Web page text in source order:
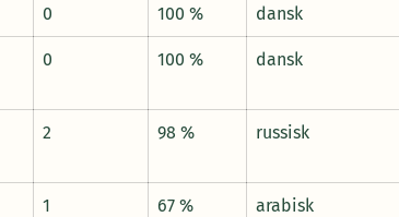
0 100 % dansk
0 100 % dansk
2 98 % russisk
1 67 % arabisk